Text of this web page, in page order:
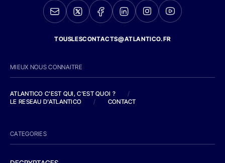
TOUSLESCONTACTS@ATLANTICO.FR
MIEUX NOUS CONNAITRE
ATLANTICO C'EST QUI, C'EST QUOI ?
/
LE RESEAU D'ATLANTICO
/ CONTACT
CATEGORIES